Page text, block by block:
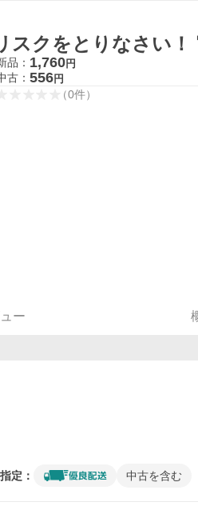
スクをとりなさい
品： 1,760円
古： 556円
（0件）
ー
定： 中古を含む